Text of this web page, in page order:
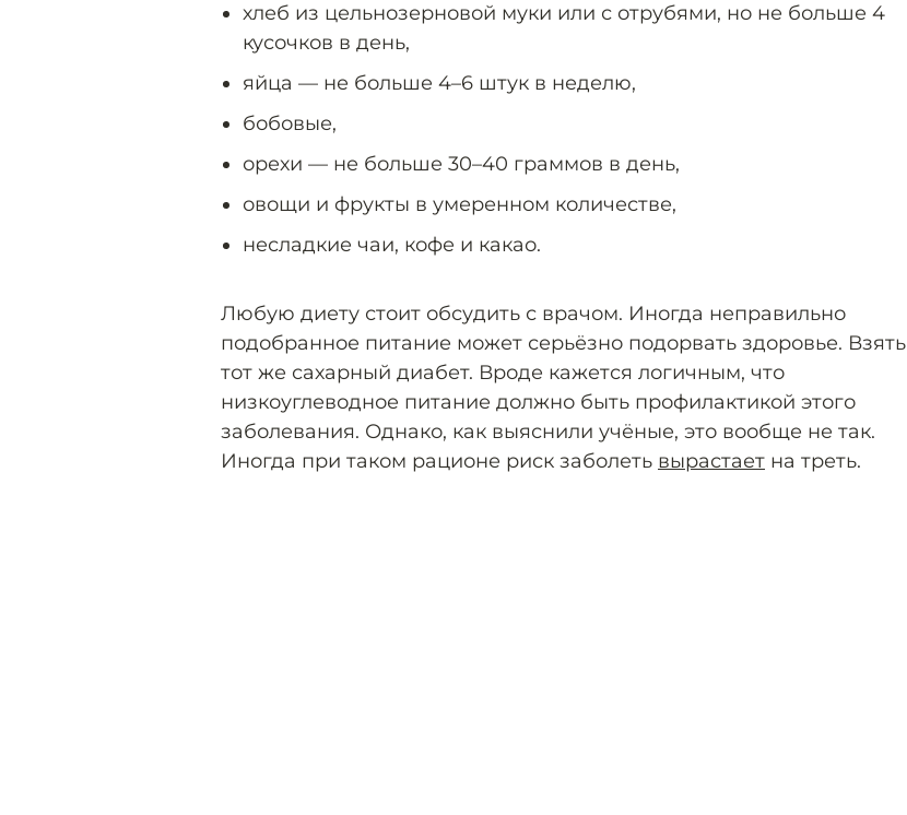
хлеб из цельнозерновой муки или с отрубями, но не больше 4
кусочков в день,
яйца — не больше 4–6 штук в неделю,
бобовые,
орехи — не больше 30–40 граммов в день,
овощи и фрукты в умеренном количестве,
несладкие чаи, кофе и какао.
Любую диету стоит обсудить с врачом. Иногда неправильно
подобранное питание может серьёзно подорвать здоровье. Взять
тот же сахарный диабет. Вроде кажется логичным, что
низкоуглеводное питание должно быть профилактикой этого
заболевания. Однако, как выяснили учёные, это вообще не так.
Иногда при таком рационе риск заболеть вырастает на треть.